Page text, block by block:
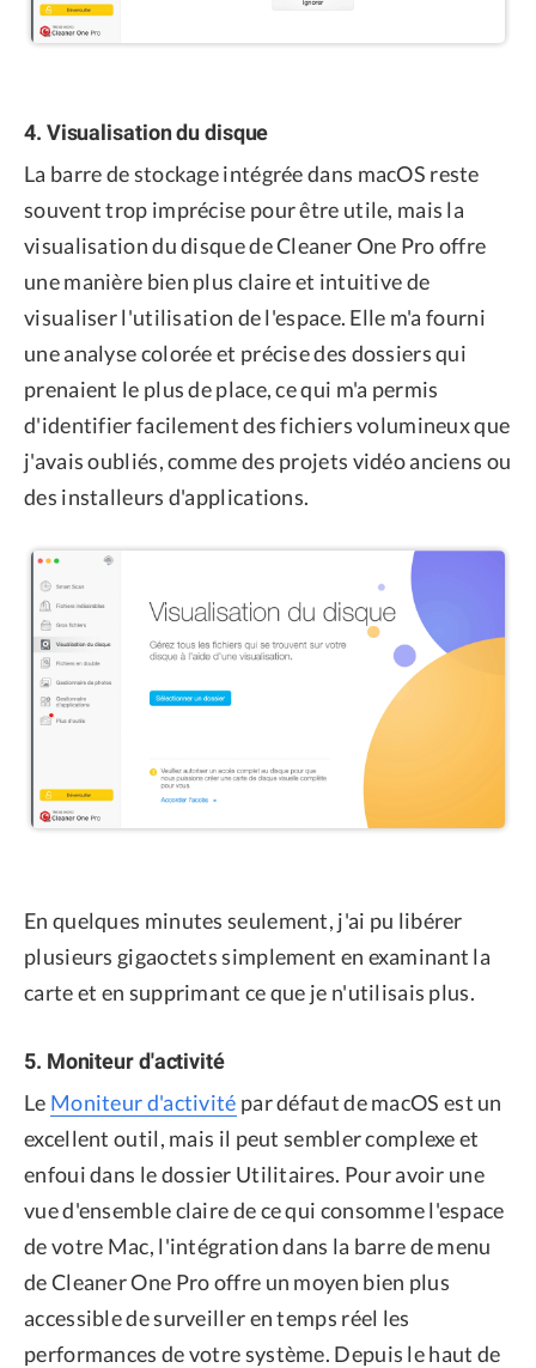
4. Visualisation du disque
La barre de stockage intégrée dans macOS reste
souvent trop imprécise pour être utile, mais la
visualisation du disque de Cleaner One Pro offre
une manière bien plus claire et intuitive de
visualiser l'utilisation de l'espace. Elle m'a fourni
une analyse colorée et précise des dossiers qui
prenaient le plus de place, ce qui m'a permis
d'identifier facilement des fichiers volumineux que
j'avais oubliés, comme des projets vidéo anciens ou
des installeurs d'applications.
En quelques minutes seulement, j'ai pu libérer
plusieurs gigaoctets simplement en examinant la
carte et en supprimant ce que je n'utilisais plus.
5. Moniteur d'activité
Le Moniteur d'activité par défaut de macOS est un
excellent outil, mais il peut sembler complexe et
enfoui dans le dossier Utilitaires. Pour avoir une
vue d'ensemble claire de ce qui consomme l'espace
de votre Mac, l'intégration dans la barre de menu
de Cleaner One Pro offre un moyen bien plus
accessible de surveiller en temps réel les
performances de votre système. Depuis le haut de